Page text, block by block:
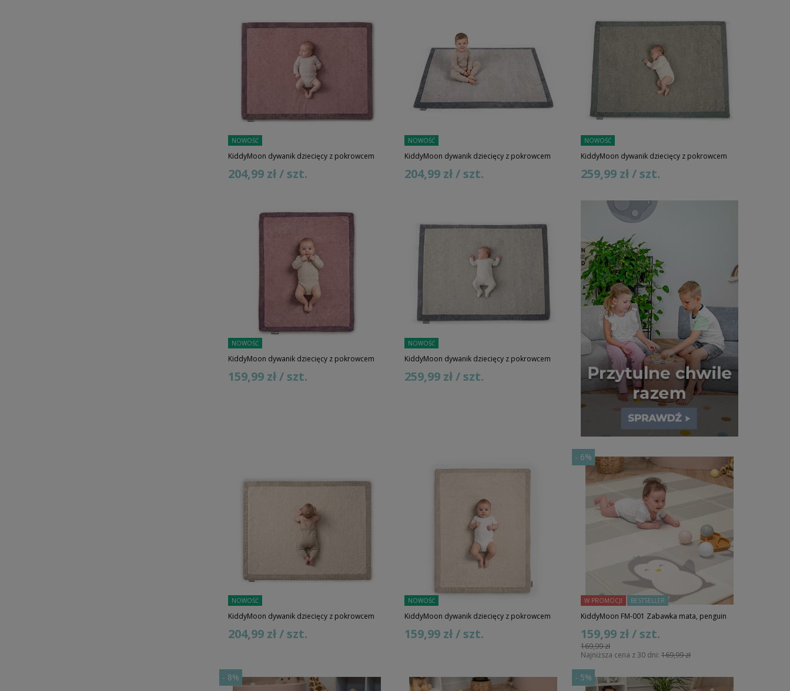
NOWOŚĆ
KiddyMoon dywanik dziecięcy z pokrowcem
204,99 zł / szt.
NOWOŚĆ
KiddyMoon dywanik dziecięcy z pokrowcem
204,99 zł / szt.
NOWOŚĆ
KiddyMoon dywanik dziecięcy z pokrowcem
259,99 zł / szt.
NOWOŚĆ
KiddyMoon dywanik dziecięcy z pokrowcem
159,99 zł / szt.
NOWOŚĆ
KiddyMoon dywanik dziecięcy z pokrowcem
259,99 zł / szt.
NOWOŚĆ
KiddyMoon dywanik dziecięcy z pokrowcem
204,99 zł / szt.
NOWOŚĆ
KiddyMoon dywanik dziecięcy z pokrowcem
159,99 zł / szt.
- 6%
W PROMOCJI BESTSELLER
KiddyMoon FM-001 Zabawka mata, penguin
169,99 zł
159,99 zł / szt.
Najniższa cena z 30 dni: 169,99 zł
- 8% - 5%